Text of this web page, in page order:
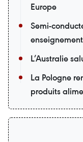
Europe
Semi-
L’Australie
La Pologne
produits